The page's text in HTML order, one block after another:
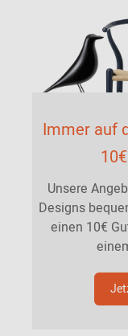
Immer auf
Unsere
Designs
einen 10€